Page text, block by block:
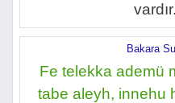
Bakara
Fe telekka ademü
tabe aleyh, innehu